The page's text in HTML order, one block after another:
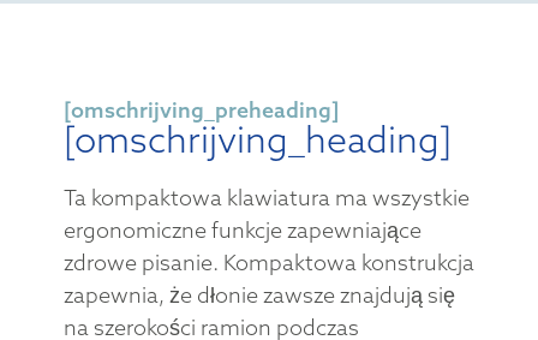
[omschrijving_preheading]
[omschrijving_heading]
Ta kompaktowa klawiatura ma wszystkie
ergonomiczne funkcje zapewniające
zdrowe pisanie. Kompaktowa konstrukcja
zapewnia, że dłonie zawsze znajdują się
na szerokości ramion podczas